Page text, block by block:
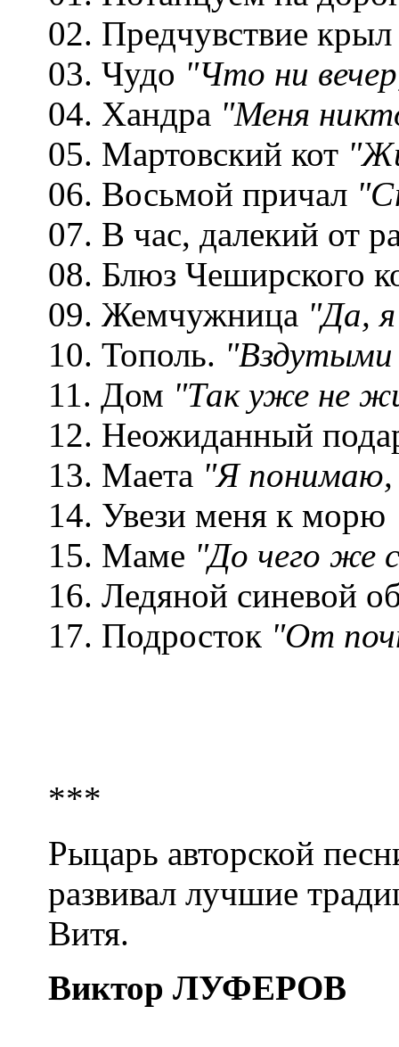
02. Предчувствие
03. Чудо "Что ни
04. Хандра "Меня
05. Мартовский кот
06. Восьмой причал
07. В час, далекий от
08. Блюз Чеширского
09. Жемчужница "Да,
10. Тополь. "Вздутыми
11. Дом "Так уже не
12. Неожиданный
13. Маета "Я понимаю,
14. Увези меня к морю
15. Маме "До чего же
16. Ледяной синевой
17. Подросток "От
***
Рыцарь авторской
развивал лучшие
Витя.
Виктор ЛУФЕРОВ